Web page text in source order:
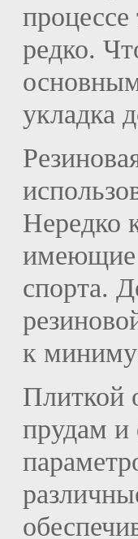
редко.
укладка
Нередко
имеющие
спорта.
к
Плиткой
прудам и